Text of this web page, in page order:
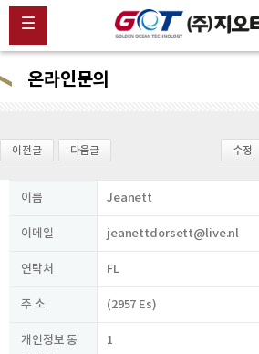
온라인문의
이전글 다음글 수정
이름 Jeanett
이메일 jeanettdorsett@live.nl
연락처 FL
주 소 (2957 Es)
개인정보 동
1